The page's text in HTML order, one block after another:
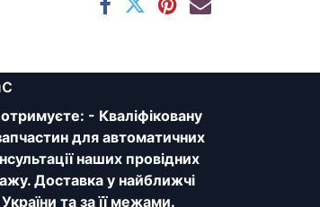
- Кваліфіковану
для автоматичних
наших провідних
Доставка у найближчі
та за її межами.